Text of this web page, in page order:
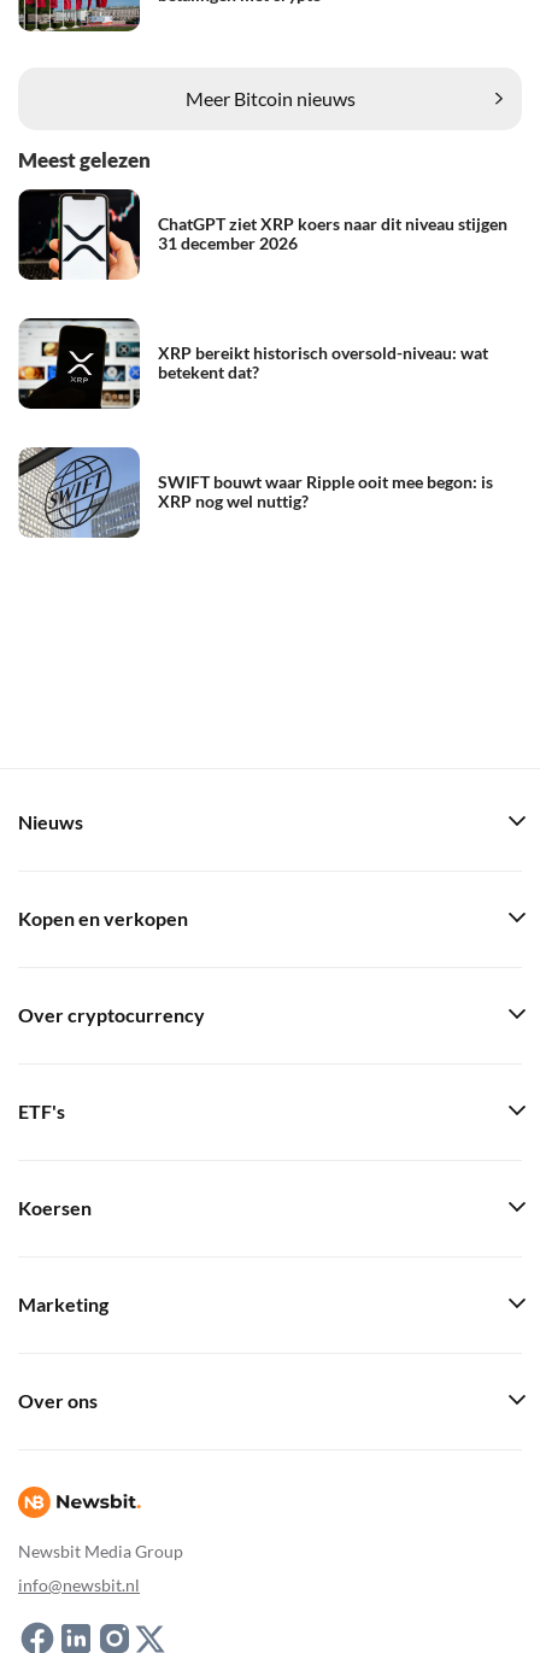
Meer Bitcoin nieuws
Meest gelezen
ChatGPT ziet XRP koers naar dit niveau stijgen
31 december 2026
XRP bereikt historisch oversold-niveau: wat
betekent dat?
SWIFT bouwt waar Ripple ooit mee begon: is
XRP nog wel nuttig?
Newsbit Media Group
info@newsbit.nl
Nieuws
Kopen en verkopen
Over cryptocurrency
ETF's
Koersen
Marketing
Over ons